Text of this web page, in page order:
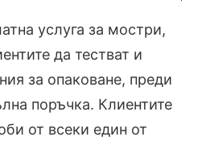
услуга за мостри,
да тестват и
за опаковане, преди
поръчка. Клиентите
от всеки един от